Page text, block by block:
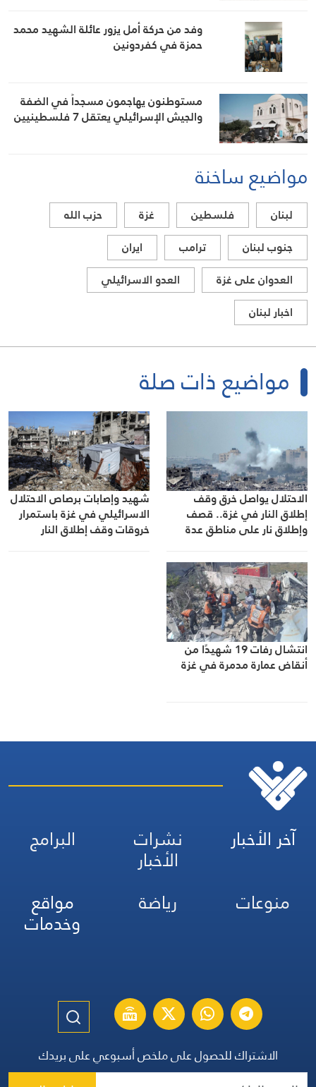
وفد من حركة أمل يزور عائلة الشهيد محمد
حمزة في كفردونين
مستوطنون يهاجمون مسجداً في الضفة
والجيش الإسرائيلي يعتقل 7 فلسطينيين
مواضيع ساخنة
لبنان فلسطين غزة
حزب الله
جنوب لبنان
ترامب
ايران
العدوان على غزة
العدو الاسرائيلي
اخبار لبنان
مواضيع ذات صلة
الاحتلال يواصل خرق وقف
إطلاق النار في غزة.. قصف
وإطلاق نار على مناطق عدة
شهيد وإصابات برصاص الاحتلال
الاسرائيلي في غزة باستمرار
خروقات وقف إطلاق النار
انتشال رفات 19 شهيدًا من
أنقاض عمارة مدمرة في غزة
آخر الأخبار نشرات
الأخبار
البرامج
منوعات
رياضة مواقع
وخدمات
الاشتراك للحصول على ملخص أسبوعي على بريدك